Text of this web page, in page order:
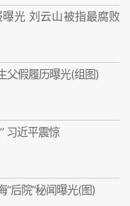
光 刘云山被指最腐败
父假履历曝光(组图)
习近平震惊
后院”秘闻曝光(图)